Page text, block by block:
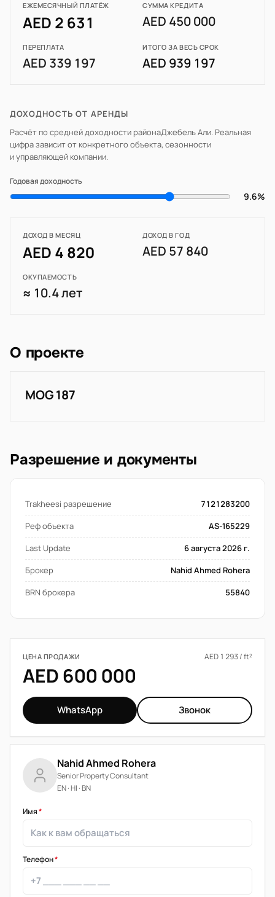
ЕЖЕМЕСЯЧНЫЙ ПЛАТЁЖ
AED 2 631
СУММА КРЕДИТА
AED 450 000
ПЕРЕПЛАТА
AED 339 197
ИТОГО ЗА ВЕСЬ СРОК
AED 939 197
ДОХОДНОСТЬ ОТ АРЕНДЫ
Расчёт по средней доходности районаДжебель Али. Реальная
цифра зависит от конкретного объекта, сезонности
и управляющей компании.
Годовая доходность
9.6%
ДОХОД В МЕСЯЦ
AED 4 820
ДОХОД В ГОД
AED 57 840
ОКУПАЕМОСТЬ
≈ 10.4 лет
О проекте
MOG 187
Разрешение и документы
Trakheesi разрешение
7121283200
Реф объекта
AS-165229
Last Update
6 августа 2026 г.
Брокер
Nahid Ahmed Rohera
BRN брокера
55840
ЦЕНА ПРОДАЖИ AED 1 293 / ft²
AED 600 000
WhatsApp Звонок
Nahid Ahmed Rohera
Senior Property Consultant
EN · HI · BN
Имя*
Телефон*